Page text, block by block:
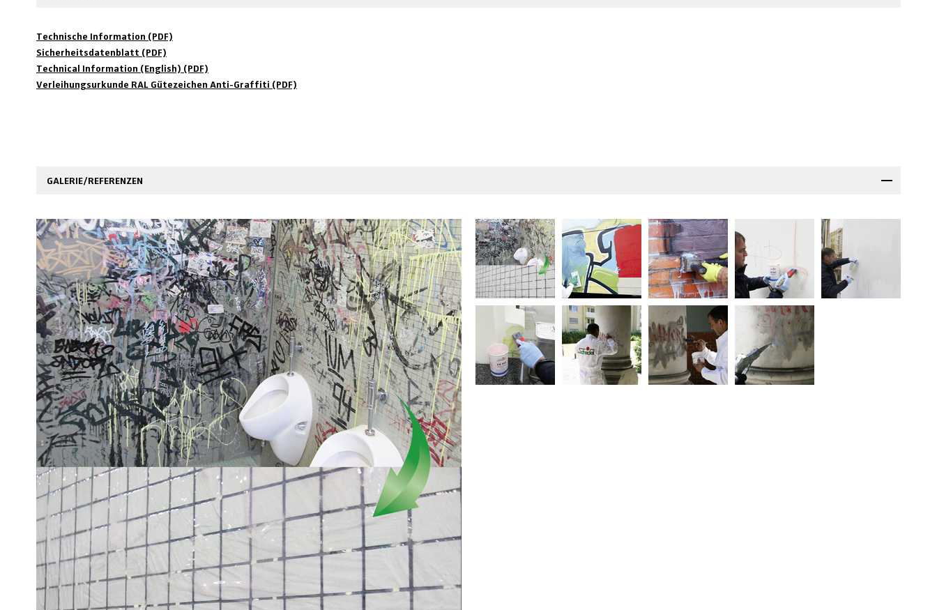
Technische Information (PDF)
Sicherheitsdatenblatt (PDF)
Technical Information (English) (PDF)
Verleihungsurkunde RAL Gütezeichen Anti-Graffiti (PDF)
GALERIE/REFERENZEN